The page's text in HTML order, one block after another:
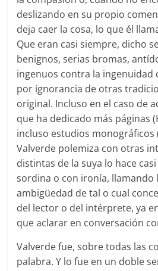
deslizando en su propio
deja caer la cosa, lo que él
Que eran casi siempre, dicho
benignos, serias bromas,
ingenuos contra la ingenuidad
por ignorancia de otras
original. Incluso en el caso de
que ha dedicado más páginas
incluso estudios monográficos
Valverde polemiza con otras
distintas de la suya lo hace
sordina o con ironía, llamando
ambigüedad de tal o cual
del lector o del intérprete, ya
que aclarar en conversación
Valverde fue, sobre todas las
palabra. Y lo fue en un doble